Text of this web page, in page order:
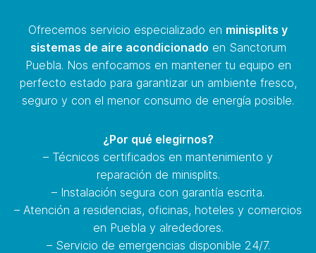
Ofrecemos servicio especializado en minisplits y
sistemas de aire acondicionado en Sanctorum
Puebla. Nos enfocamos en mantener tu equipo en
perfecto estado para garantizar un ambiente fresco,
seguro y con el menor consumo de energía posible.
¿Por qué elegirnos?
– Técnicos certificados en mantenimiento y
reparación de minisplits.
– Instalación segura con garantía escrita.
– Atención a residencias, oficinas, hoteles y comercios
en Puebla y alrededores.
– Servicio de emergencias disponible 24/7.